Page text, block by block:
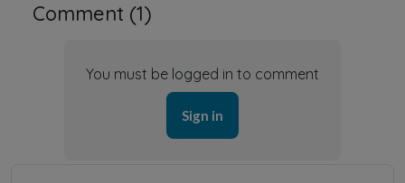
Comment (1)
You must be logged in to comment
Sign in